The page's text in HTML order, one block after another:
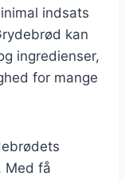
indsats
kan
ingredienser,
for mange
Med få